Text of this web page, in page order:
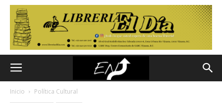
Inicio Política Cultural